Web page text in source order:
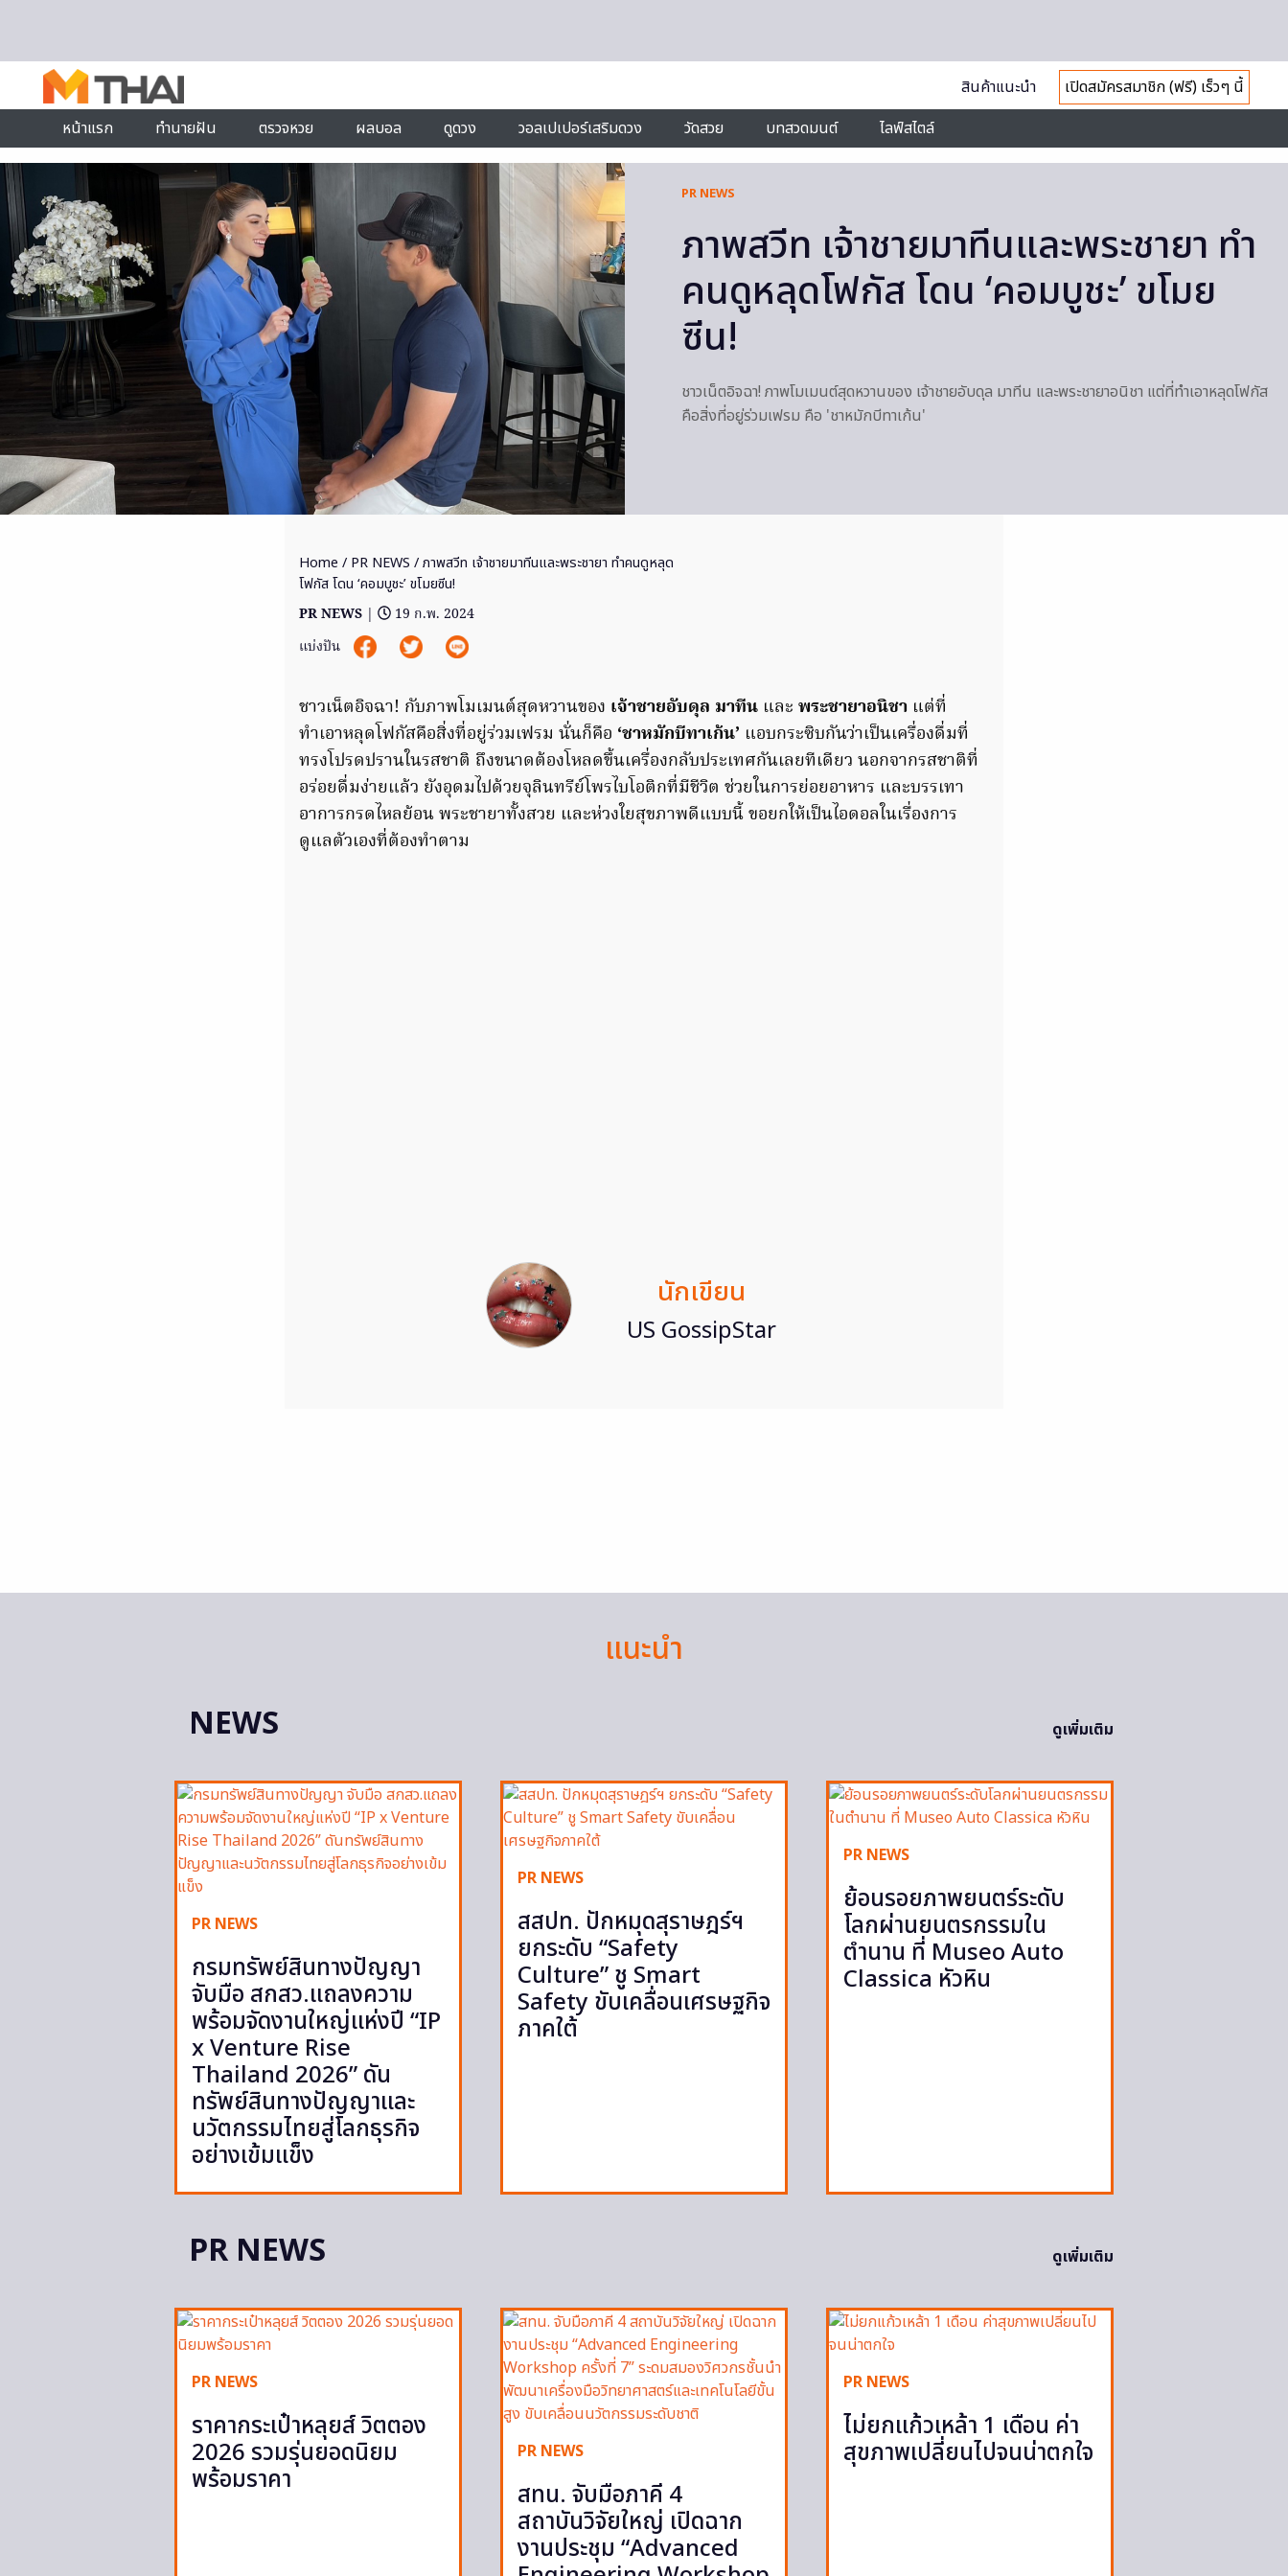
สินค้าแนะนำ
เปิดสมัครสมาชิก (ฟรี) เร็วๆ นี้
หน้าแรก
ทำนายฝัน ตรวจหวย ผลบอล ดูดวง วอลเปเปอร์เสริมดวง วัดสวย บทสวดมนต์ ไลฟ์สไตล์
PR NEWS
ภาพสวีท เจ้าชายมาทีนและพระชายา ทำ
คนดูหลุดโฟกัส โดน ‘คอมบูชะ’ ขโมย
ซีน!
ชาวเน็ตอิจฉา! ภาพโมเมนต์สุดหวานของ เจ้าชายอับดุล มาทีน และพระชายาอนิชา แต่ที่ทำเอาหลุดโฟกัส
คือสิ่งที่อยู่ร่วมเฟรม คือ 'ชาหมักบีทาเก้น'
Home / PR NEWS / ภาพสวีท เจ้าชายมาทีนและพระชายา ทำคนดูหลุด
โฟกัส โดน ‘คอมบูชะ’ ขโมยซีน!
PR NEWS |
19 ก.พ. 2024
แบ่งปัน
ชาวเน็ตอิจฉา! กับภาพโมเมนต์สุดหวานของ เจ้าชายอับดุล มาทีน และ พระชายาอนิชา แต่ที่
ทำเอาหลุดโฟกัสคือสิ่งที่อยู่ร่วมเฟรม นั่นก็คือ ‘ชาหมักบีทาเก้น’ แอบกระซิบกันว่าเป็นเครื่องดื่มที่
ทรงโปรดปรานในรสชาติ ถึงขนาดต้องโหลดขึ้นเครื่องกลับประเทศกันเลยทีเดียว นอกจากรสชาติที่
อร่อยดื่มง่ายแล้ว ยังอุดมไปด้วยจุลินทรีย์โพรไบโอติกที่มีชีวิต ช่วยในการย่อยอาหาร และบรรเทา
อาการกรดไหลย้อน พระชายาทั้งสวย และห่วงใยสุขภาพดีแบบนี้ ขอยกให้เป็นไอดอลในเรื่องการ
ดูแลตัวเองที่ต้องทำตาม
นักเขียน
US GossipStar
แนะนำ
NEWS
ดูเพิ่มเติม
PR NEWS
กรมทรัพย์สินทางปัญญา
จับมือ สกสว.แถลงความ
พร้อมจัดงานใหญ่แห่งปี “IP
x Venture Rise
Thailand 2026” ดัน
ทรัพย์สินทางปัญญาและ
นวัตกรรมไทยสู่โลกธุรกิจ
อย่างเข้มแข็ง
PR NEWS
สสปท. ปักหมุดสุราษฎร์ฯ
ยกระดับ “Safety
Culture” ชู Smart
Safety ขับเคลื่อนเศรษฐกิจ
ภาคใต้
PR NEWS
ย้อนรอยภาพยนตร์ระดับ
โลกผ่านยนตรกรรมใน
ตำนาน ที่ Museo Auto
Classica หัวหิน
PR NEWS ดูเพิ่มเติม
PR NEWS
ราคากระเป๋าหลุยส์ วิตตอง
2026 รวมรุ่นยอดนิยม
พร้อมราคา
PR NEWS
สทน. จับมือภาคี 4
สถาบันวิจัยใหญ่ เปิดฉาก
งานประชุม “Advanced
PR NEWS
ไม่ยกแก้วเหล้า 1 เดือน ค่า
สุขภาพเปลี่ยนไปจนน่าตกใจ